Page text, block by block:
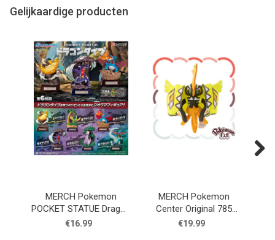
Gelijkaardige producten
MERCH Pokemon
POCKET STATUE Dragon
Type Blind Box
€16.99
MERCH Pokemon
Center Original 785
Plush Pokemon Fit Tapu
€19.99